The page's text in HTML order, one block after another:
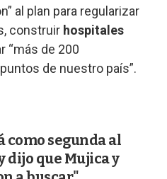
al plan para regularizar
construir hospitales
“más de 200
de nuestro país”.
como segunda al
dijo que Mujica y